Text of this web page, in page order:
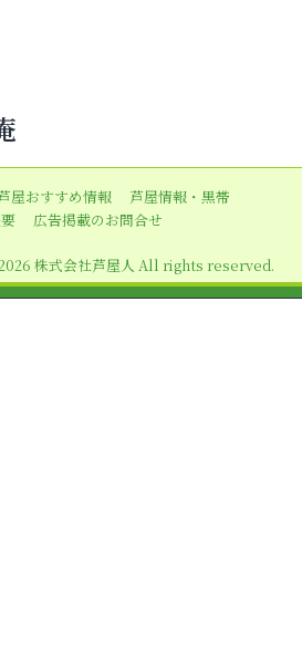
屋おすすめ情報
芦屋情報・黒帯
広告掲載のお問合せ
株式会社芦屋人 All rights reserved.